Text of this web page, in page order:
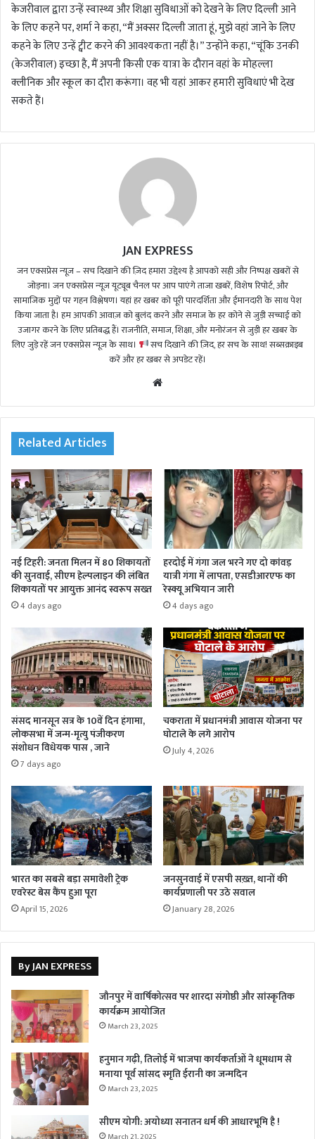
केजरीवाल द्वारा उन्हें स्वास्थ्य और शिक्षा सुविधाओं को देखने के लिए दिल्ली आने
के लिए कहने पर, शर्मा ने कहा, “मैं अक्सर दिल्ली जाता हूं, मुझे वहां जाने के लिए
कहने के लिए उन्हें ट्वीट करने की आवश्यकता नहीं है।” उन्होंने कहा, “चूंकि उनकी
(केजरीवाल) इच्छा है, मैं अपनी किसी एक यात्रा के दौरान वहां के मोहल्ला
क्लीनिक और स्कूल का दौरा करूंगा। वह भी यहां आकर हमारी सुविधाएं भी देख
सकते हैं।
JAN EXPRESS
जन एक्सप्रेस न्यूज़ – सच दिखाने की ज़िद हमारा उद्देश्य है आपको सही और निष्पक्ष खबरों से
जोड़ना। जन एक्सप्रेस न्यूज़ यूट्यूब चैनल पर आप पाएंगे ताजा खबरें, विशेष रिपोर्ट, और
सामाजिक मुद्दों पर गहन विश्लेषण। यहां हर खबर को पूरी पारदर्शिता और ईमानदारी के साथ पेश
किया जाता है। हम आपकी आवाज़ को बुलंद करने और समाज के हर कोने से जुड़ी सच्चाई को
उजागर करने के लिए प्रतिबद्ध हैं। राजनीति, समाज, शिक्षा, और मनोरंजन से जुड़ी हर खबर के
लिए जुड़े रहें जन एक्सप्रेस न्यूज़ के साथ।
सच दिखाने की ज़िद, हर सच के साथ! सब्सक्राइब
करें और हर खबर से अपडेट रहें।
te
Related Articles
नई टिहरी: जनता मिलन में 80 शिकायतों
की सुनवाई, सीएम हेल्पलाइन की लंबित
शिकायतों पर आयुक्त आनंद स्वरूप सख्त
4 days ago
हरदोई में गंगा जल भरने गए दो कांवड़
यात्री गंगा में लापता, एसडीआरएफ का
रेस्क्यू अभियान जारी
4 days ago
संसद मानसून सत्र के 10वें दिन हंगामा,
लोकसभा में जन्म-मृत्यु पंजीकरण
संशोधन विधेयक पास , जाने
7 days ago
चकराता में प्रधानमंत्री आवास योजना पर
घोटाले के लगे आरोप
July 4, 2026
भारत का सबसे बड़ा समावेशी ट्रेक
एवरेस्ट बेस कैंप हुआ पूरा
April 15, 2026
जनसुनवाई में एसपी सख़्त, थानों की
कार्यप्रणाली पर उठे सवाल
January 28, 2026
By JAN EXPRESS
जौनपुर में वार्षिकोत्सव पर शारदा संगोष्ठी और सांस्कृतिक
कार्यक्रम आयोजित
March 23, 2025
हनुमान गढ़ी, तिलोई में भाजपा कार्यकर्ताओं ने धूमधाम से
मनाया पूर्व सांसद स्मृति ईरानी का जन्मदिन
March 23, 2025
सीएम योगी: अयोध्या सनातन धर्म की आधारभूमि है !